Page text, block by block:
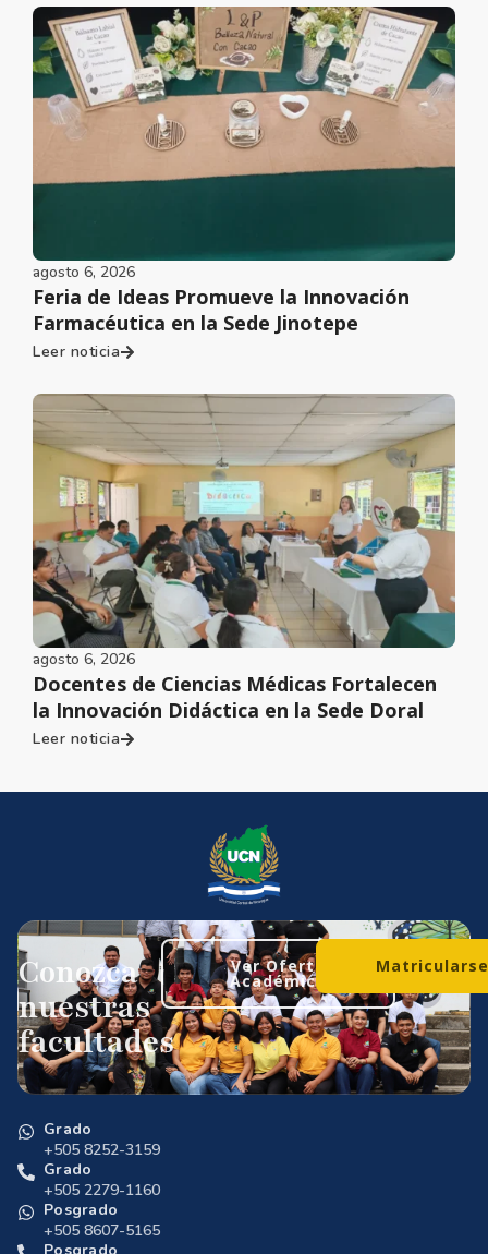
agosto 6, 2026
Feria de Ideas Promueve la Innovación
Farmacéutica en la Sede Jinotepe
Leer noticia
agosto 6, 2026
Docentes de Ciencias Médicas Fortalecen
la Innovación Didáctica en la Sede Doral
Leer noticia
Conozca
nuestras
facultades
Ver Oferta
Académica
Grado
+505 8252-3159
Grado
+505 2279-1160
Posgrado
+505 8607-5165
Posgrado